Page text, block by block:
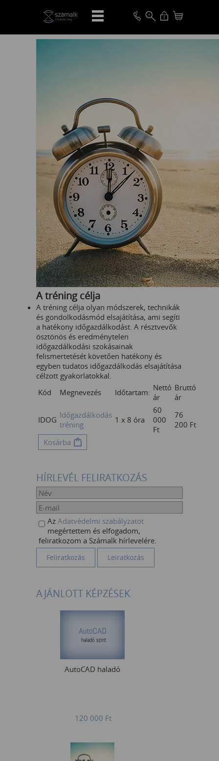
VISSZA
A tréning célja
A tréning célja olyan módszerek, technikák
és gondolkodásmód elsajátítása, ami segíti
a hatékony időgazdálkodást. A résztvevők
ösztönös és eredménytelen
időgazdálkodási szokásainak
felismertetését követően hatékony és
egyben tudatos időgazdálkodás elsajátítása
célzott gyakorlatokkal.
Kód
Megnevezés Időtartam: Nettó
ár
Bruttó
ár
IDOG Időgazdálkodás
tréning
1 x 8 óra
60
000
Ft
76
200 Ft
Kosárba
HÍRLEVÉL FELIRATKOZÁS
Az Adatvédelmi szabályzatot
megértettem és elfogadom,
feliratkozom a Számalk hírlevelére.
AJÁNLOTT KÉPZÉSEK
AutoCAD haladó
120 000 Ft